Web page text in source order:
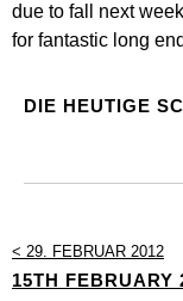
due to fall next
for fantastic long
DIE HEUTIGE
< 29. FEBRUAR 2012
15TH FEBRUARY